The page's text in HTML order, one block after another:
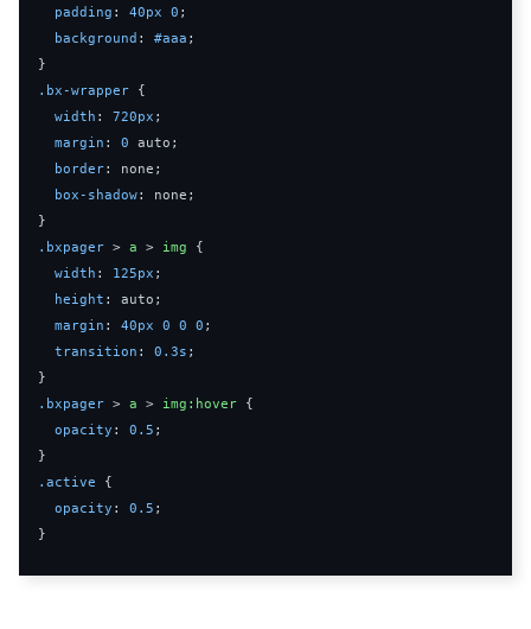
padding : 40px 0 ;
background : #aaa ;
}
. bx -wrapper {
width : 720px ;
margin : 0 auto ;
border: none ;
box - shadow: none ;
}
. bxpager > a > img
{
width : 125px ;
height : auto ;
margin : 40px 0 0 0 ;
transition : 0.3s ;
}
. bxpager > a > img : hover {
opacity : 0.5 ;
}
. active
{
opacity : 0.5 ;
}